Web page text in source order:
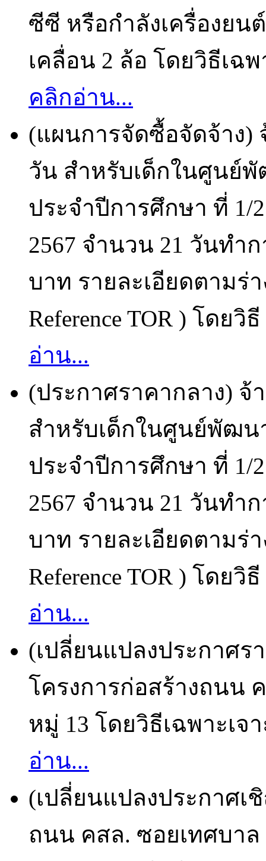
ซีซี หรือกำลังเครื่องยน
เคลื่อน 2 ล้อ โดยวิธีเฉพ
คลิกอ่าน...
(แผนการจัดซื้อจัดจ้าง)
วัน สำหรับเด็กในศูนย์พั
ประจำปีการศึกษา ที่ 1/
2567 จำนวน 21 วันทำ
บาท รายละเอียดตามร่
Reference TOR ) โดย
อ่าน...
(ประกาศราคากลาง) จ้
สำหรับเด็กในศูนย์พัฒน
ประจำปีการศึกษา ที่ 1/
2567 จำนวน 21 วันทำ
บาท รายละเอียดตามร่
Reference TOR ) โดย
อ่าน...
(เปลี่ยนแปลงประกาศร
โครงการก่อสร้างถนน
หมู่ 13 โดยวิธีเฉพาะเจ
อ่าน...
(เปลี่ยนแปลงประกาศเ
ถนน คสล. ซอยเทศบา